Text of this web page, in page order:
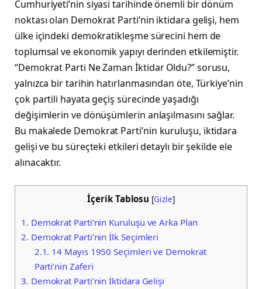
Cumhuriyeti’nin siyasi tarihinde önemli bir dönüm
noktası olan Demokrat Parti’nin iktidara gelişi, hem
ülke içindeki demokratikleşme sürecini hem de
toplumsal ve ekonomik yapıyı derinden etkilemiştir.
“Demokrat Parti Ne Zaman İktidar Oldu?” sorusu,
yalnızca bir tarihin hatırlanmasından öte, Türkiye’nin
çok partili hayata geçiş sürecinde yaşadığı
değişimlerin ve dönüşümlerin anlaşılmasını sağlar.
Bu makalede Demokrat Parti’nin kuruluşu, iktidara
gelişi ve bu süreçteki etkileri detaylı bir şekilde ele
alınacaktır.
İçerik Tablosu [Gizle]
1. Demokrat Parti’nin Kuruluşu ve Arka Plan
2. Demokrat Parti’nin İlk Seçimleri
2.1. 14 Mayıs 1950 Seçimleri ve Demokrat
Parti’nin Zaferi
3. Demokrat Parti’nin İktidara Gelişi